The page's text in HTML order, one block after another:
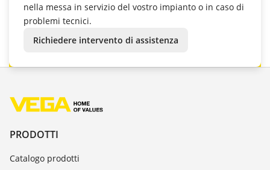
nella messa in servizio del vostro impianto o in caso di
problemi tecnici.
Richiedere intervento di assistenza
PRODOTTI
Catalogo prodotti